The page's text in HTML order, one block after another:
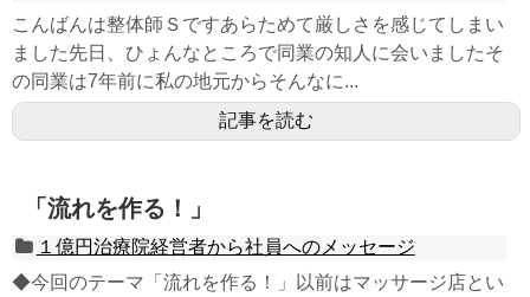
こんばんは整体師Ｓですあらためて厳しさを感じてしまい
ました先日、ひょんなところで同業の知人に会いましたそ
の同業は7年前に私の地元からそんなに...
記事を読む
「流れを作る！」
１億円治療院経営者から社員へのメッセージ
◆今回のテーマ「流れを作る！」以前はマッサージ店とい